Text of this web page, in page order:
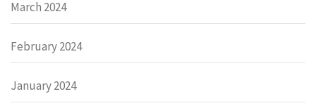
March 2024
February 2024
January 2024